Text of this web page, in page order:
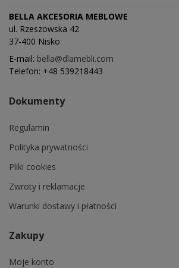
BELLA AKCESORIA MEBLOWE
ul. Rzeszowska 42
37-400 Nisko
E-mail: bella@dlamebli.com
Telefon: +48 539218443
Dokumenty
Regulamin
Polityka prywatności
Pliki cookies
Zwroty i reklamacje
Warunki dostawy i płatności
Zakupy
Moje konto